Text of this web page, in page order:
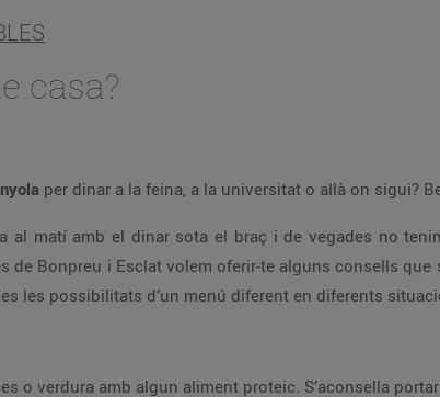
casa?
per dinar a la feina, a la universitat o allà on sigui?
al matí amb el dinar sota el braç i de vegades no
de Bonpreu i Esclat volem oferir-te alguns consells que
les possibilitats d’un menú diferent en diferents
o verdura amb algun aliment proteic. S’aconsella